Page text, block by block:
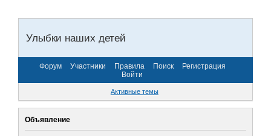
Улыбки наших детей
Форум Участники Правила Поиск
Регистрация
Войти
Активные темы
Объявление